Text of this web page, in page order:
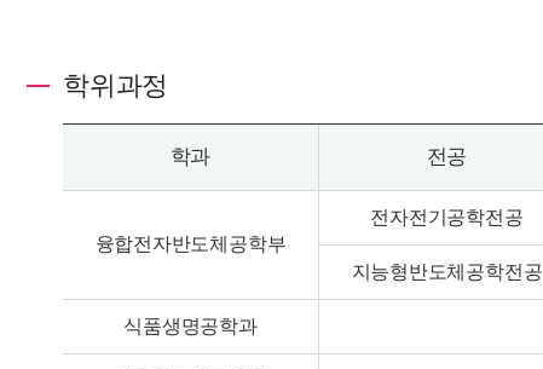
학위과정
학과 전공
융합전자반도체공학부
전자전기공학전공
지능형반도체공학전공
식품생명공학과